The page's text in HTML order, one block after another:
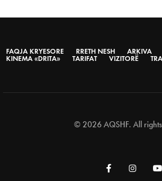
FAQJA KRYESORE RRETH NESH ARKIVA
KINEMA «DRITA»
TARIFAT VIZITORË
© 2026 AQSHF. All